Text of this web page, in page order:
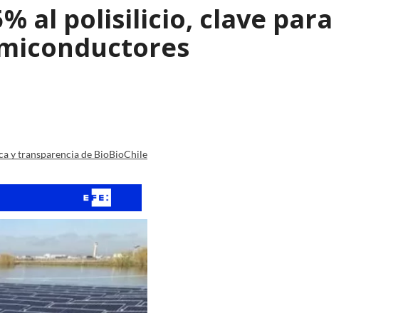
al polisilicio, clave para
y transparencia de BioBioChile